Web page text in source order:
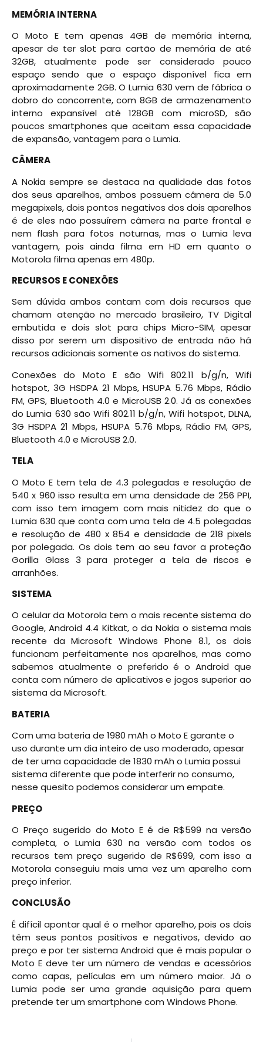
MEMÓRIA INTERNA
O Moto E tem apenas 4GB de memória interna,
apesar de ter slot para cartão de memória de até
32GB, atualmente pode ser considerado pouco
espaço sendo que o espaço disponível fica em
aproximadamente 2GB. O Lumia 630 vem de fábrica o
dobro do concorrente, com 8GB de armazenamento
interno expansível até 128GB com microSD, são
poucos smartphones que aceitam essa capacidade
de expansão, vantagem para o Lumia.
CÂMERA
A Nokia sempre se destaca na qualidade das fotos
dos seus aparelhos, ambos possuem câmera de 5.0
megapixels, dois pontos negativos dos dois aparelhos
é de eles não possuírem câmera na parte frontal e
nem flash para fotos noturnas, mas o Lumia leva
vantagem, pois ainda filma em HD em quanto o
Motorola filma apenas em 480p.
RECURSOS E CONEXÕES
Sem dúvida ambos contam com dois recursos que
chamam atenção no mercado brasileiro, TV Digital
embutida e dois slot para chips Micro-SIM, apesar
disso por serem um dispositivo de entrada não há
recursos adicionais somente os nativos do sistema.
Conexões do Moto E são Wifi 802.11 b/g/n, Wifi
hotspot, 3G HSDPA 21 Mbps, HSUPA 5.76 Mbps, Rádio
FM, GPS, Bluetooth 4.0 e MicroUSB 2.0. Já as conexões
do Lumia 630 são Wifi 802.11 b/g/n, Wifi hotspot, DLNA,
3G HSDPA 21 Mbps, HSUPA 5.76 Mbps, Rádio FM, GPS,
Bluetooth 4.0 e MicroUSB 2.0.
TELA
O Moto E tem tela de 4.3 polegadas e resolução de
540 x 960 isso resulta em uma densidade de 256 PPI,
com isso tem imagem com mais nitidez do que o
Lumia 630 que conta com uma tela de 4.5 polegadas
e resolução de 480 x 854 e densidade de 218 pixels
por polegada. Os dois tem ao seu favor a proteção
Gorilla Glass 3 para proteger a tela de riscos e
arranhões.
SISTEMA
O celular da Motorola tem o mais recente sistema do
Google, Android 4.4 Kitkat, o da Nokia o sistema mais
recente da Microsoft Windows Phone 8.1, os dois
funcionam perfeitamente nos aparelhos, mas como
sabemos atualmente o preferido é o Android que
conta com número de aplicativos e jogos superior ao
sistema da Microsoft.
BATERIA
Com uma bateria de 1980 mAh o Moto E garante o
uso durante um dia inteiro de uso moderado, apesar
de ter uma capacidade de 1830 mAh o Lumia possui
sistema diferente que pode interferir no consumo,
nesse quesito podemos considerar um empate.
PREÇO
O Preço sugerido do Moto E é de R$599 na versão
completa, o Lumia 630 na versão com todos os
recursos tem preço sugerido de R$699, com isso a
Motorola conseguiu mais uma vez um aparelho com
preço inferior.
CONCLUSÃO
É difícil apontar qual é o melhor aparelho, pois os dois
têm seus pontos positivos e negativos, devido ao
preço e por ter sistema Android que é mais popular o
Moto E deve ter um número de vendas e acessórios
como capas, películas em um número maior. Já o
Lumia pode ser uma grande aquisição para quem
pretende ter um smartphone com Windows Phone.